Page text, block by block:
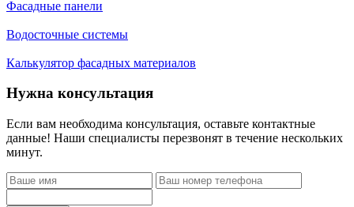
Фасадные панели
Водосточные системы
Калькулятор фасадных материалов
Нужна консультация
Если вам необходима консультация, оставьте контактные
данные! Наши специалисты перезвонят в течение нескольких
минут.